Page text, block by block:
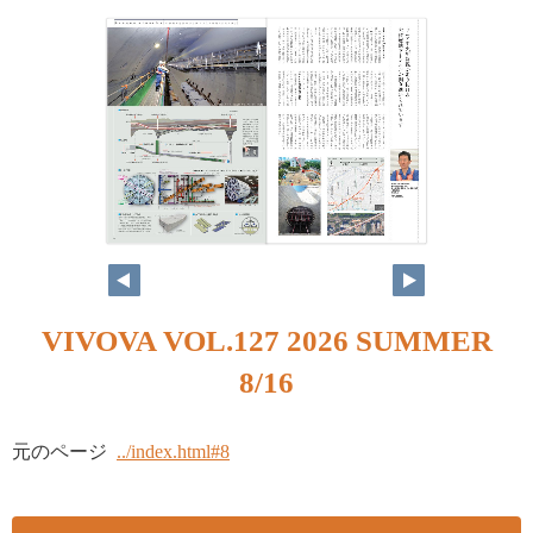
VIVOVA VOL.127 2026 SUMMER
8/16
元のページ ../index.html#8